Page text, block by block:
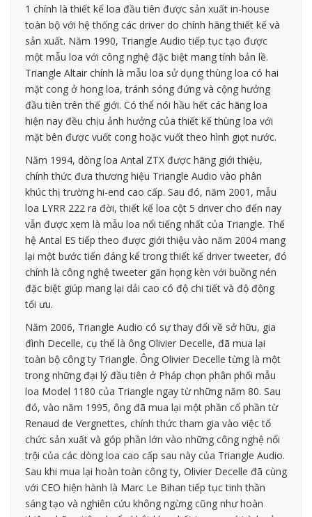
1 chính là thiết kế loa đầu tiên được sản xuất in-house
toàn bộ với hệ thống các driver do chính hãng thiết kế và
sản xuất. Năm 1990, Triangle Audio tiếp tục tạo được
một mẫu loa với công nghệ đặc biệt mang tính bản lề.
Triangle Altair chính là mẫu loa sử dụng thùng loa có hai
mặt cong ở hong loa, tránh sóng đứng và cộng hưởng
đầu tiên trên thế giới. Có thể nói hầu hết các hãng loa
hiện nay đều chịu ảnh hưởng của thiết kế thùng loa với
mặt bên được vuốt cong hoặc vuốt theo hình giọt nước.
Năm 1994, dòng loa Antal ZTX được hãng giới thiệu,
chính thức đưa thương hiệu Triangle Audio vào phân
khúc thị trường hi-end cao cấp. Sau đó, năm 2001, mẫu
loa LYRR 222 ra đời, thiết kế loa cột 5 driver cho đến nay
vẫn được xem là mẫu loa nổi tiếng nhất của Triangle. Thế
hệ Antal ES tiếp theo được giới thiệu vào năm 2004 mang
lại một bước tiến đáng kể trong thiết kế driver tweeter, đó
chính là công nghệ tweeter găn họng kèn với buồng nén
đặc biệt giúp mang lại dải cao có độ chi tiết và độ động
tối ưu.
Năm 2006, Triangle Audio có sự thay đổi về sở hữu, gia
đình Decelle, cụ thể là ông Olivier Decelle, đã mua lại
toàn bộ công ty Triangle. Ông Olivier Decelle từng là một
trong những đại lý đầu tiên ở Pháp chọn phân phối mẫu
loa Model 1180 của Triangle ngay từ những năm 80. Sau
đó, vào năm 1995, ông đã mua lại một phần cổ phần từ
Renaud de Vergnettes, chính thức tham gia vào việc tổ
chức sản xuất và góp phần lớn vào những công nghệ nổi
trội của các dòng loa cao cấp sau này của Triangle Audio.
Sau khi mua lại hoàn toàn công ty, Olivier Decelle đã cùng
với CEO hiện hành là Marc Le Bihan tiếp tục tinh thần
sáng tạo và nghiên cứu không ngừng cũng như hoàn